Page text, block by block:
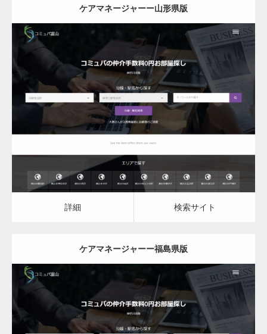
ケアマネージャーー山形県版
更新日： 2023.03.10
ケアマネージャー ケアマネージャー
詳細 検索サイト
詳細 検索サイト
ケアマネージャーー福島県版
更新日： 2023.03.10
変幻自在、あらゆる業種に対応可能な新しい
カスタム投稿タイプ実…
一般社団法人高齢者支援協会がコミュパ.com
通常投稿